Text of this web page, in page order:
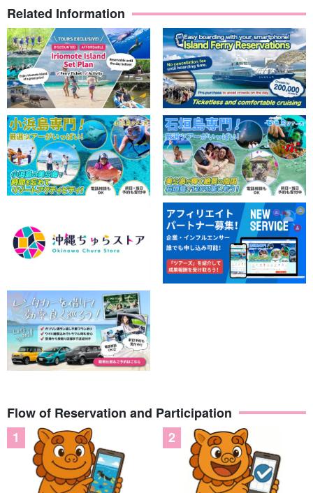
Related Information
Flow of Reservation and Participation